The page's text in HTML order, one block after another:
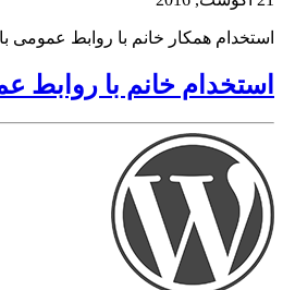
استخدام همکار خانم با روابط عمومی
استخدام خانم با روابط